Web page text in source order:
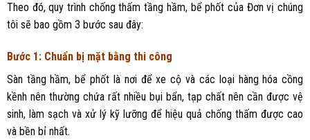
Theo đó, quy trình chống thấm tầng hầm, bể phốt của Đơn vị chúng
tôi sẽ bao gồm 3 bước sau đây:
Bước 1: Chuẩn bị mặt bằng thi công
Sàn tầng hầm, bể phốt là nơi để xe cộ và các loại hàng hóa cồng
kềnh nên thường chứa rất nhiều bụi bẩn, tạp chất nên cần được vệ
sinh, làm sạch và xử lý kỹ lưỡng để hiệu quả chống thấm được cao
và bền bỉ nhất.